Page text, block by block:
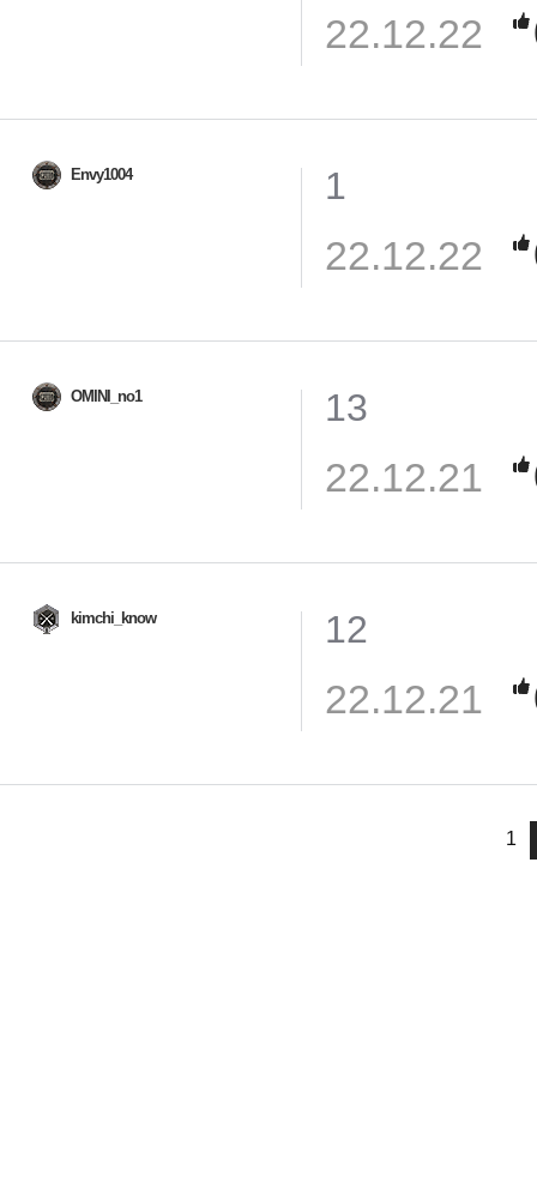
22.12.22
Envy1004 1
22.12.22
OMINI_no1 13
22.12.21
kimchi_know 12
22.12.21
1